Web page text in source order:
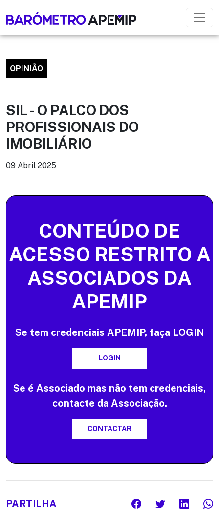
OPINIÃO
SIL - O PALCO DOS
PROFISSIONAIS DO
IMOBILIÁRIO
09 Abril 2025
CONTEÚDO DE
ACESSO RESTRITO A
ASSOCIADOS DA
APEMIP
Se tem credenciais APEMIP, faça LOGIN
LOGIN
Se é Associado mas não tem credenciais,
contacte da Associação.
CONTACTAR
PARTILHA